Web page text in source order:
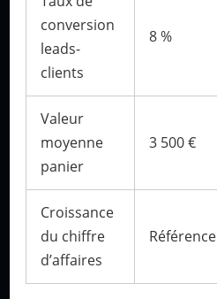
conversion
leads-
clients
8 %
Valeur
moyenne
panier
3 500 €
Croissance
du chiffre
d’affaires
Référence